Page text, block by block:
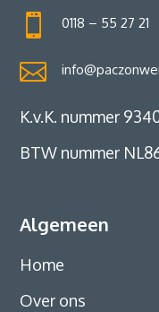
 0118 – 55 27 21

K.v.K. nummer
BTW nummer
Algemeen
Home
Over ons